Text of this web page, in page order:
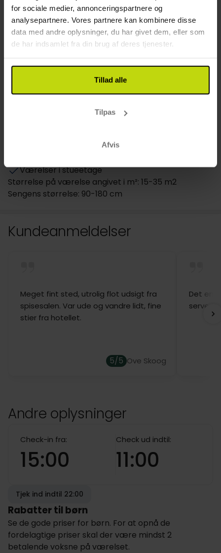
for sociale medier, annonceringspartnere og
analysepartnere. Vores partnere kan kombinere disse
data med andre oplysninger, du har givet dem, eller som
de har indsamlet fra din brug af deres tjenester.
Tillad alle
Tilpas
Afvis
Byggeår: 1968
Renoveret: 2013
Restaurant
Restaurant
Bar
Hund: 250 SEK pr. dag
Værelser i stueetage
Størrelse på værelse angivet i m²: 15-35 m2
Sengens størrelse: 90-180 cm
Kundeanmeldelser
Meget fint sted, utrolig flot udsigt fra
spisesalen. Var ude og vandre lidt, fine
stier fra hotellet.
5/5 Ove Skoog
Det
Andre oplysninger
Check-in fra:
15:00
Check ud indtil:
11:00
Tjek ind indtil 22:00
Rabatter til børn
Se de gode priser for børn. For at opnå de
fordelagtige priser skal der være mindst 2
betalende voksne på værelset.